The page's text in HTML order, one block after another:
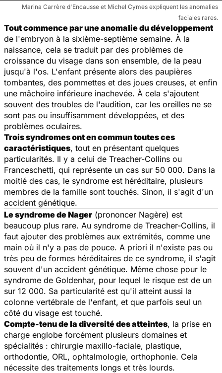
Marina Carrère d'Encausse et Michel Cymes expliquent les anomalies
faciales rares.
Tout commence par une anomalie du développement
de l'embryon à la sixième-septième semaine. À la
naissance, cela se traduit par des problèmes de
croissance du visage dans son ensemble, de la peau
jusqu'à l'os. L'enfant présente alors des paupières
tombantes, des pommettes et des joues creuses, et enfin
une mâchoire inférieure inachevée. À cela s'ajoutent
souvent des troubles de l'audition, car les oreilles ne se
sont pas ou insuffisamment développées, et des
problèmes oculaires.
Trois syndromes ont en commun toutes ces
caractéristiques, tout en présentant quelques
particularités. Il y a celui de Treacher-Collins ou
Franceschetti, qui représente un cas sur 50 000. Dans la
moitié des cas, le syndrome est héréditaire, plusieurs
membres de la famille sont touchés. Sinon, il s'agit d'un
accident génétique.
Le syndrome de Nager (prononcer Nagère) est
beaucoup plus rare. Au syndrome de Treacher-Collins, il
faut ajouter des problèmes aux extrémités, comme une
main où il n'y a pas de pouce. A priori il n'existe pas ou
très peu de formes héréditaires de ce syndrome, il s'agit
souvent d'un accident génétique. Même chose pour le
syndrome de Goldenhar, pour lequel le risque est de un
sur 12 000. Sa particularité est qu'il atteint aussi la
colonne vertébrale de l'enfant, et que parfois seul un
côté du visage est touché.
Compte-tenu de la diversité des atteintes, la prise en
charge englobe forcément plusieurs domaines et
spécialités : chirurgie maxillo-faciale, plastique,
orthodontie, ORL, ophtalmologie, orthophonie. Cela
nécessite des traitements longs et très lourds.